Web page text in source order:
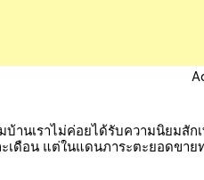
มบ้านเราไม่ค่อยได้รับความนิยมสั
เดือน แต่ในแดนภาระตะยอดขาย